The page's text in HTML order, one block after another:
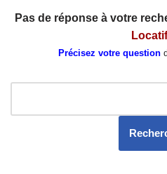
Pas de réponse à votre
Locatif
Précisez votre question